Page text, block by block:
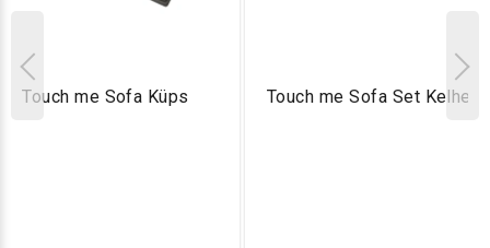
Touch me Sofa Küps Touch me Sofa Set Kelheim